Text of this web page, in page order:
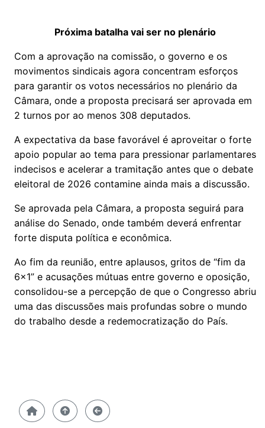
Próxima batalha vai ser no plenário
Com a aprovação na comissão, o governo e os
movimentos sindicais agora concentram esforços
para garantir os votos necessários no plenário da
Câmara, onde a proposta precisará ser aprovada em
2 turnos por ao menos 308 deputados.
A expectativa da base favorável é aproveitar o forte
apoio popular ao tema para pressionar parlamentares
indecisos e acelerar a tramitação antes que o debate
eleitoral de 2026 contamine ainda mais a discussão.
Se aprovada pela Câmara, a proposta seguirá para
análise do Senado, onde também deverá enfrentar
forte disputa política e econômica.
Ao fim da reunião, entre aplausos, gritos de “fim da
6x1” e acusações mútuas entre governo e oposição,
consolidou-se a percepção de que o Congresso abriu
uma das discussões mais profundas sobre o mundo
do trabalho desde a redemocratização do País.